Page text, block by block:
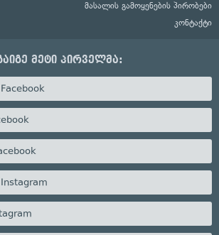
მასალის გამოყენების პირობები
კონტაქტი
მეტი პირველმა:
Facebook
Instagram